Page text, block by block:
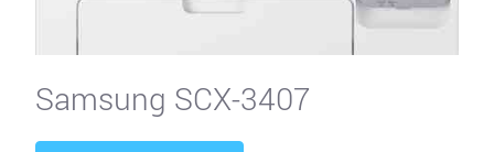
Samsung SCX-3407